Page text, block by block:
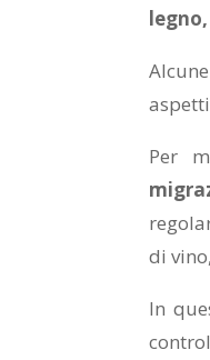
Per
di
In